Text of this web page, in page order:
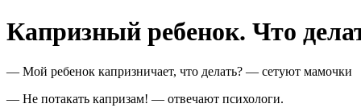
Капризный ребенок. Что
— Мой ребенок капризничает, что делать? — сетуют мамочки
— Не потакать капризам! — отвечают психологи.